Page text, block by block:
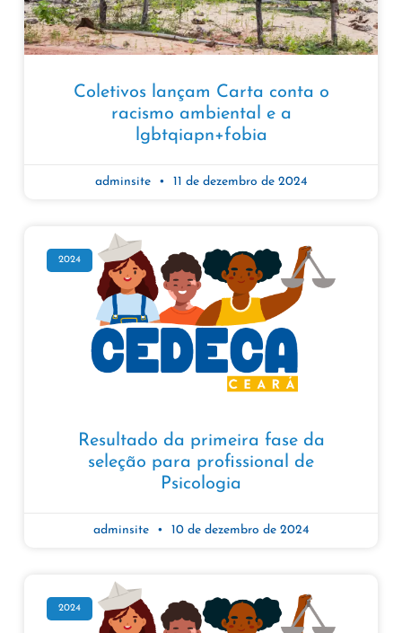
Coletivos lançam Carta conta o
racismo ambiental e a
lgbtqiapn+fobia
adminsite 11 de dezembro de 2024
2024
Resultado da primeira fase da
seleção para profissional de
Psicologia
adminsite 10 de dezembro de 2024
2024